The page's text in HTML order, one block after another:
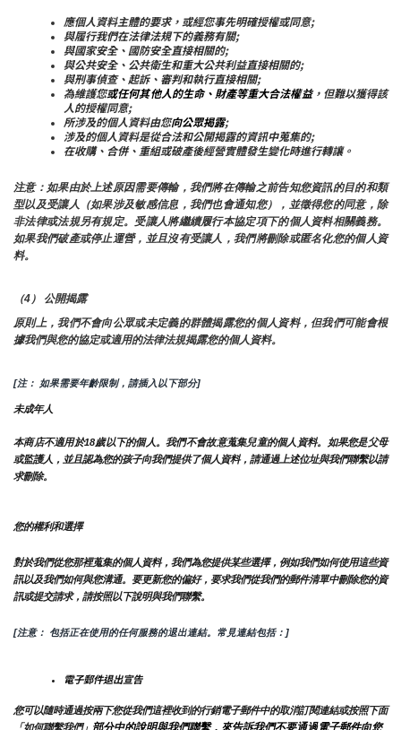
應個人資料主體的要求，或經您事先明確授權或同意;
與履行我們在法律法規下的義務有關;
與國家安全、國防安全直接相關的;
與公共安全、公共衛生和重大公共利益直接相關的;
與刑事偵查、起訴、審判和執行直接相關;
為維護您或任何其他人的生命、財產等重大合法權益，但難以獲得該
人的授權同意;
所涉及的個人資料由您向公眾揭露;
涉及的個人資料是從合法和公開揭露的資訊中蒐集的;
在收購、合併、重組或破產後經營實體發生變化時進行轉讓。
注意：如果由於上述原因需要傳輸，我們將在傳輸之前告知您資訊的目的和類
型以及受讓人（如果涉及敏感信息，我們也會通知您），並徵得您的同意，除
非法律或法規另有規定。受讓人將繼續履行本協定項下的個人資料相關義務。
如果我們破產或停止運營，並且沒有受讓人，我們將刪除或匿名化您的個人資
料。
（4） 公開揭露
原則上，我們不會向公眾或未定義的群體揭露您的個人資料，但我們可能會根
據我們與您的協定或適用的法律法規揭露您的個人資料。
[注： 如果需要年齡限制，請插入以下部分]
未成年人
本商店不適用於18歲以下的個人。我們不會故意蒐集兒童的個人資料。如果您是父母
或監護人，並且認為您的孩子向我們提供了個人資料，請通過上述位址與我們聯繫以請
求刪除。
您的權利和選擇
對於我們從您那裡蒐集的個人資料，我們為您提供某些選擇，例如我們如何使用這些資
訊以及我們如何與您溝通。要更新您的偏好，要求我們從我們的郵件清單中刪除您的資
訊或提交請求，請按照以下說明與我們聯繫。
[注意： 包括正在使用的任何服務的退出連結。常見連結包括：]
電子郵件退出宣告
您可以隨時通過按兩下您從我們這裡收到的行銷電子郵件中的取消訂閱連結或按照下面
「如何聯繫我們」 部分中的說明與我們聯繫，來告訴我們不要通過電子郵件向您